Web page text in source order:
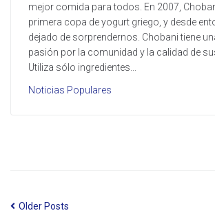
mejor comida para todos. En 2007,
primera copa de yogurt griego, y desde
dejado de sorprendernos. Chobani tiene
pasión por la comunidad y la calidad de
Utiliza sólo ingredientes...
Noticias Populares
Older Posts